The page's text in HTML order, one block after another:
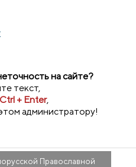
на сайте?
текст,
Ctrl + Enter,
администратору!
Православной